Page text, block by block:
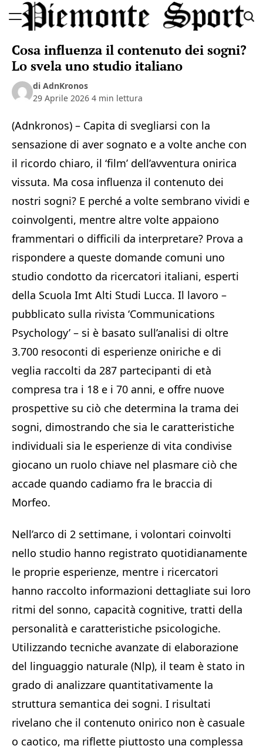
to
Sport
Cosa influenza il contenuto dei sogni?
Lo svela uno studio italiano
di AdnKronos
29 Aprile 2026 4 min lettura
(Adnkronos) – Capita di svegliarsi con la
sensazione di aver sognato e a volte anche con
il ricordo chiaro, il ‘film’ dell’avventura onirica
vissuta. Ma cosa influenza il contenuto dei
nostri sogni? E perché a volte sembrano vividi e
coinvolgenti, mentre altre volte appaiono
frammentari o difficili da interpretare? Prova a
rispondere a queste domande comuni uno
studio condotto da ricercatori italiani, esperti
della Scuola Imt Alti Studi Lucca. Il lavoro –
pubblicato sulla rivista ‘Communications
Psychology’ – si è basato sull’analisi di oltre
3.700 resoconti di esperienze oniriche e di
veglia raccolti da 287 partecipanti di età
compresa tra i 18 e i 70 anni, e offre nuove
prospettive su ciò che determina la trama dei
sogni, dimostrando che sia le caratteristiche
individuali sia le esperienze di vita condivise
giocano un ruolo chiave nel plasmare ciò che
accade quando cadiamo fra le braccia di
Morfeo.
Nell’arco di 2 settimane, i volontari coinvolti
nello studio hanno registrato quotidianamente
le proprie esperienze, mentre i ricercatori
hanno raccolto informazioni dettagliate sui loro
ritmi del sonno, capacità cognitive, tratti della
personalità e caratteristiche psicologiche.
Utilizzando tecniche avanzate di elaborazione
del linguaggio naturale (Nlp), il team è stato in
grado di analizzare quantitativamente la
struttura semantica dei sogni. I risultati
rivelano che il contenuto onirico non è casuale
o caotico, ma riflette piuttosto una complessa